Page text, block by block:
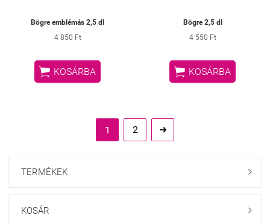
Bögre emblémás 2,5 dl
4 850 Ft
 KOSÁRBA
Bögre 2,5 dl
4 550 Ft
 KOSÁRBA
1 2 
TERMÉKEK 
KOSÁR 